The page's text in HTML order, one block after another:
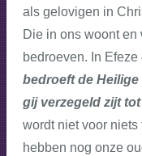
als gelovigen in
Die in ons woont
bedroeven. In
bedroeft de
gij verzegeld zijt
wordt niet voor
hebben nog onze